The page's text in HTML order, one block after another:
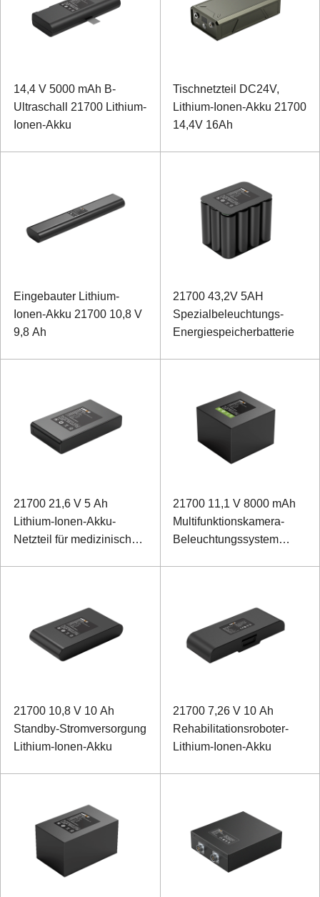
14,4 V 5000 mAh B-
Ultraschall 21700 Lithium-
Ionen-Akku
Tischnetzteil DC24V,
Lithium-Ionen-Akku 21700
14,4V 16Ah
Eingebauter Lithium-
Ionen-Akku 21700 10,8 V
9,8 Ah
21700 43,2V 5AH
Spezialbeleuchtungs-
Energiespeicherbatterie
21700 21,6 V 5 Ah
Lithium-Ionen-Akku-
Netzteil für medizinische
21700 11,1 V 8000 mAh
Multifunktionskamera-
Beleuchtungssystem
21700 10,8 V 10 Ah
Standby-Stromversorgung
Lithium-Ionen-Akku
21700 7,26 V 10 Ah
Rehabilitationsroboter-
Lithium-Ionen-Akku